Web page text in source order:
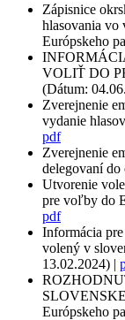
Zápisnice
hlasovania vo
Európskeho
VOLIŤ DO
(Dátum:
Zverejnenie
vydanie
pdf
Zverejnenie
delegovaní
Utvorenie
pre voľby do
pdf
Informácia
volený v
13.02.2024) |
Európskeho